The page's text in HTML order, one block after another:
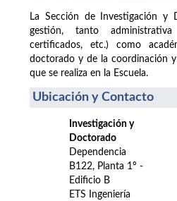
La Sección de Investigación y
gestión, tanto
certificados, etc.) como
doctorado y de la coordinación
que se realiza en la Escuela.
Ubicación y Contacto
Investigación y
Doctorado
Dependencia
B122, Planta 1º -
Edificio B
ETS Ingeniería